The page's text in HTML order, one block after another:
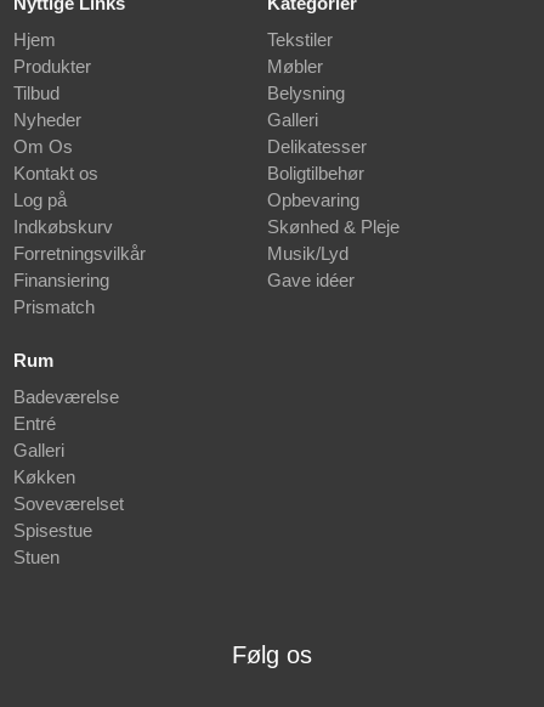
Hjem
Produkter
Tilbud
Nyheder
Om Os
Kontakt os
Log på
Indkøbskurv
Forretningsvilkår
Finansiering
Prismatch
Tekstiler
Møbler
Belysning
Galleri
Delikatesser
Boligtilbehør
Opbevaring
Skønhed & Pleje
Musik/Lyd
Gave idéer
Rum
Badeværelse
Entré
Galleri
Køkken
Soveværelset
Spisestue
Stuen
Følg os